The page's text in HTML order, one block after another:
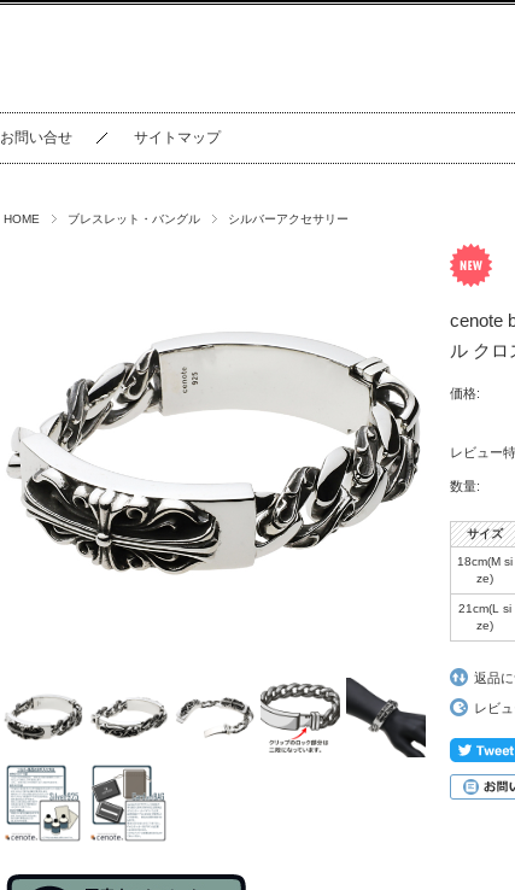
お問い合せ サイトマップ
HOME ブレスレット・バングル シルバーアクセサリー
cenote
ル クロ
価格:
レビュー
数量:
サイズ
18cm(M si
ze)
21cm(L si
ze)
返品
レビ